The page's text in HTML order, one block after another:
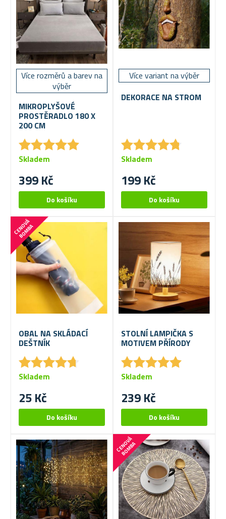
Více rozměrů a barev na
výběr
MIKROPLYŠOVÉ
PROSTĚRADLO 180 X
200 CM
★★★★★
★★★★★
399 Kč
Skladem
Více variant na výběr
DEKORACE NA STROM
★★★★★
★★★★★
199 Kč
Skladem
C
E
N
O
V
Á
B
O
M
B
A
OBAL NA SKLÁDACÍ
DEŠTNÍK
★★★★★
★★★★★
25 Kč
Skladem
STOLNÍ LAMPIČKA S
MOTIVEM PŘÍRODY
★★★★★
★★★★★
239 Kč
Skladem
C
E
N
O
V
Á
B
O
M
B
A